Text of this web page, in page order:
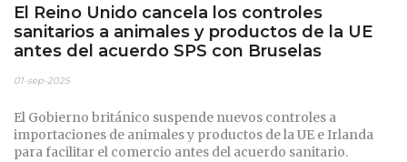
El Reino Unido cancela los controles
sanitarios a animales y productos de la UE
antes del acuerdo SPS con Bruselas
01-sep-2025
El Gobierno británico suspende nuevos controles a
importaciones de animales y productos de la UE e Irlanda
para facilitar el comercio antes del acuerdo sanitario.